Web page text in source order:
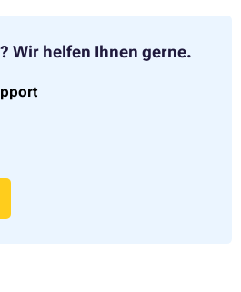
Wir helfen Ihnen gerne.